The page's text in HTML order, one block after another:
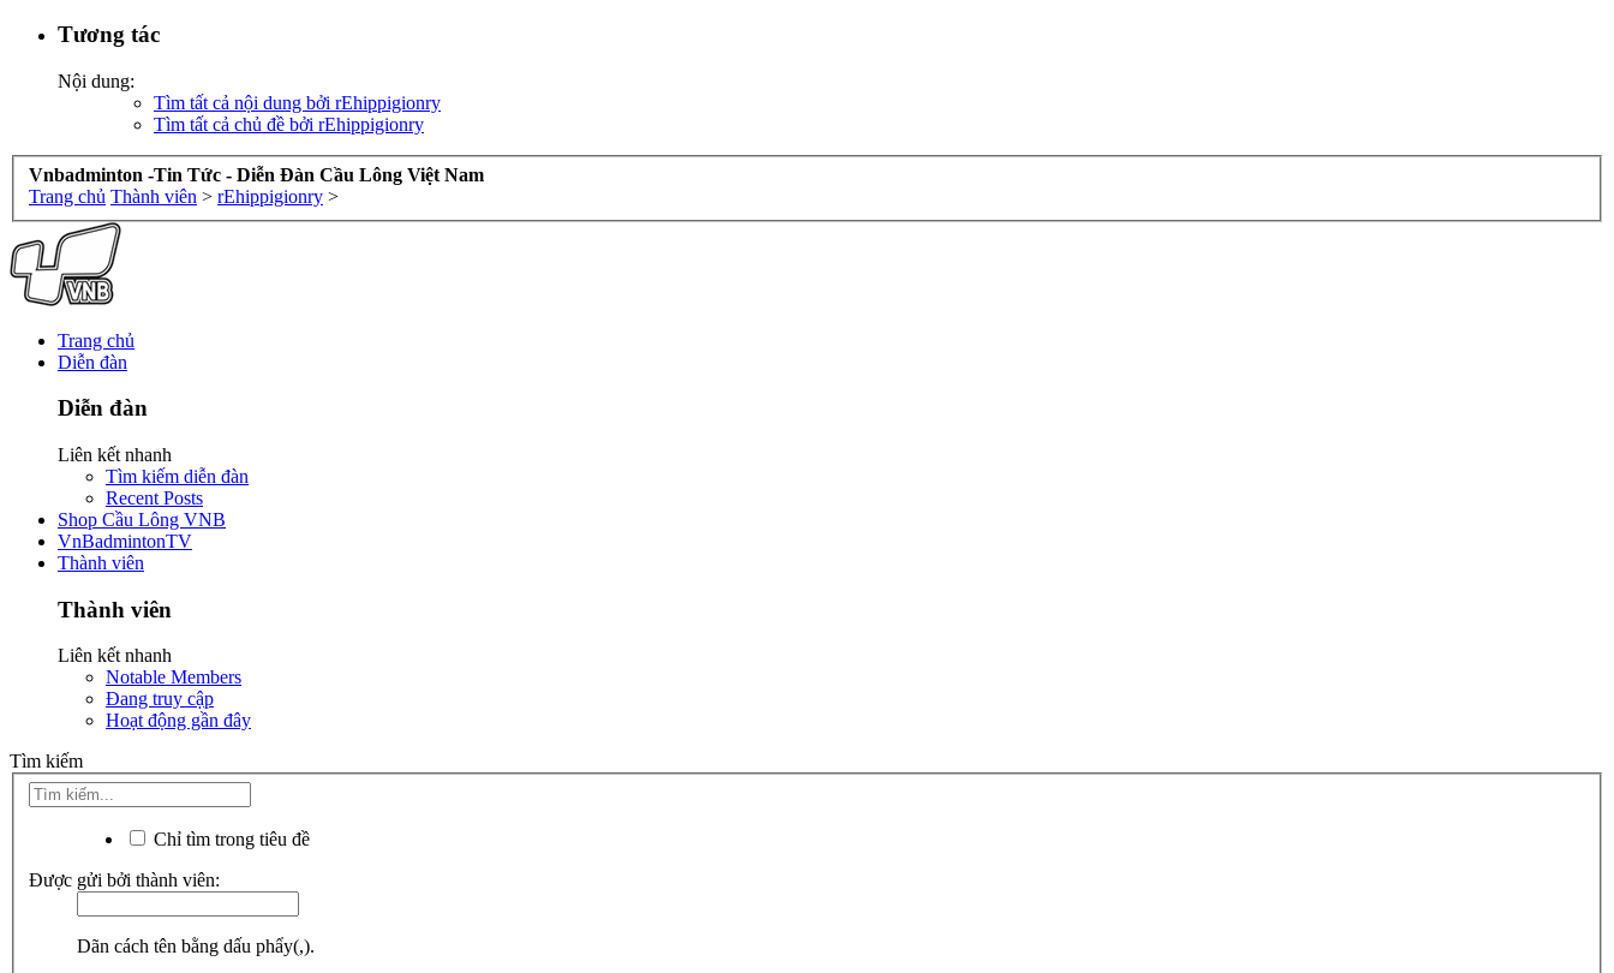
Tương tác
Nội dung:
Tìm tất cả nội dung bởi rEhippigionry
Tìm tất cả chủ đề bởi rEhippigionry
Vnbadminton -Tin Tức - Diễn Đàn Cầu Lông Việt Nam
Trang chủ Thành viên > rEhippigionry >
Trang chủ
Diễn đàn
Diễn đàn
Liên kết nhanh
Tìm kiếm diễn đàn
Recent Posts
Shop Cầu Lông VNB
VnBadmintonTV
Thành viên
Thành viên
Liên kết nhanh
Notable Members
Đang truy cập
Hoạt động gần đây
Tìm kiếm
Chỉ tìm trong tiêu đề
Được gửi bởi thành viên:
Dãn cách tên bằng dấu phẩy(,).